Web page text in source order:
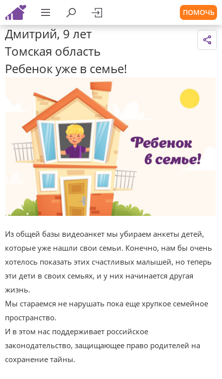
ПОМОЧЬ
Дмитрий, 9 лет
Томская область
Ребенок уже в семье!
Из общей базы видеоанкет мы убираем анкеты детей,
которые уже нашли свои семьи. Конечно, нам бы очень
хотелось показать этих счастливых малышей, но теперь
эти дети в своих семьях, и у них начинается другая
жизнь.
Мы стараемся не нарушать пока еще хрупкое семейное
пространство.
И в этом нас поддерживает российское
законодательство, защищающее право родителей на
сохранение тайны.